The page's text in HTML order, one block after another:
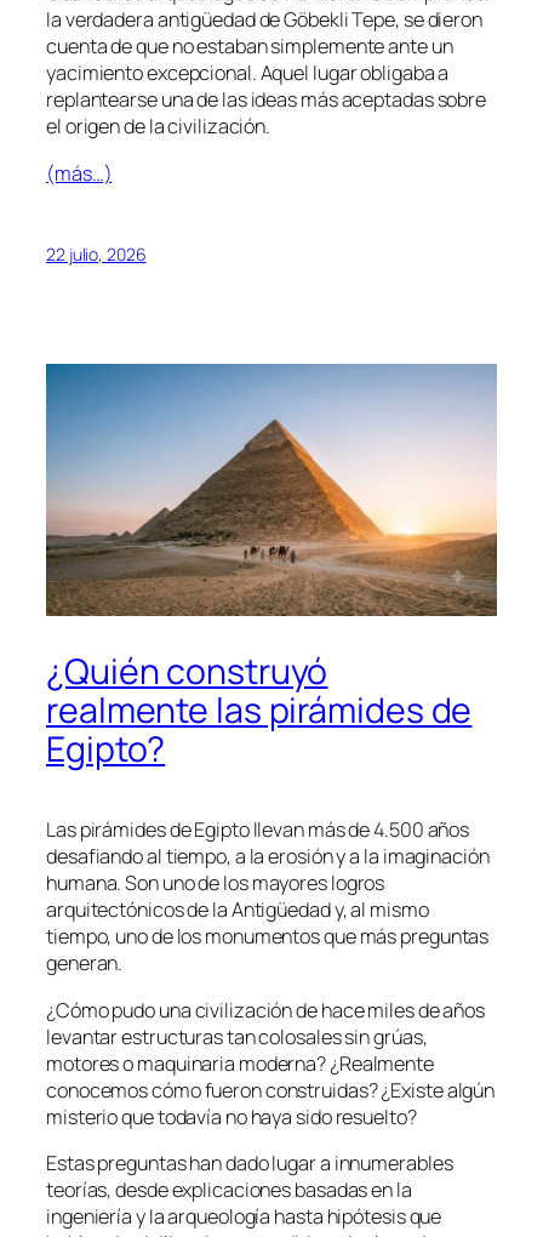
la verdadera antigüedad de Göbekli Tepe, se dieron
cuenta de que no estaban simplemente ante un
yacimiento excepcional. Aquel lugar obligaba a
replantearse una de las ideas más aceptadas sobre
el origen de la civilización.
(más…)
22 julio, 2026
¿Quién construyó
realmente las pirámides de
Egipto?
Las pirámides de Egipto llevan más de 4.500 años
desafiando al tiempo, a la erosión y a la imaginación
humana. Son uno de los mayores logros
arquitectónicos de la Antigüedad y, al mismo
tiempo, uno de los monumentos que más preguntas
generan.
¿Cómo pudo una civilización de hace miles de años
levantar estructuras tan colosales sin grúas,
motores o maquinaria moderna? ¿Realmente
conocemos cómo fueron construidas? ¿Existe algún
misterio que todavía no haya sido resuelto?
Estas preguntas han dado lugar a innumerables
teorías, desde explicaciones basadas en la
ingeniería y la arqueología hasta hipótesis que